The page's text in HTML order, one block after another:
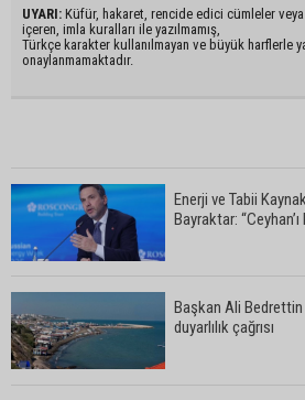
UYARI: Küfür, hakaret, rencide edici cümleler veya
içeren, imla kuralları ile yazılmamış,
Türkçe karakter kullanılmayan ve büyük harflerle
onaylanmamaktadır.
Enerji ve Tabii
Bayraktar:
Başkan Ali
duyarlılık çağrısı